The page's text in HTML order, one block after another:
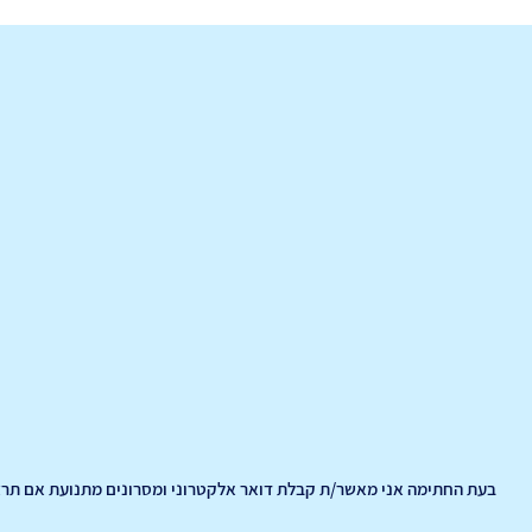
בעת החתימה אני מאשר/ת קבלת דואר אלקטרוני ומסרונים מתנועת אם